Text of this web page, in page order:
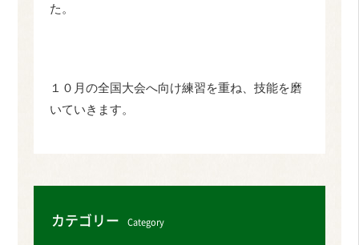
た。
１０月の全国大会へ向け練習を重ね、技能を磨
いていきます。
カテゴリー Category